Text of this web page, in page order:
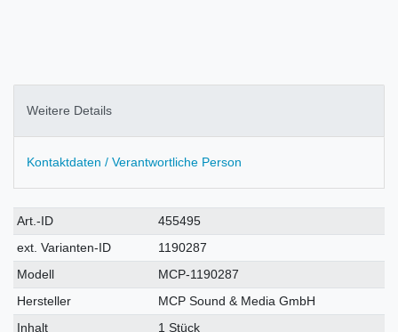
Weitere Details
Kontaktdaten / Verantwortliche Person
Technisches
Merkmal
Wert
Art.-ID
455495
ext. Varianten-ID
1190287
Modell
MCP-1190287
Hersteller
MCP Sound & Media GmbH
Inhalt
1 Stück